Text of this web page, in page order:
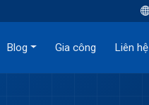
Blog Gia công Liên hệ